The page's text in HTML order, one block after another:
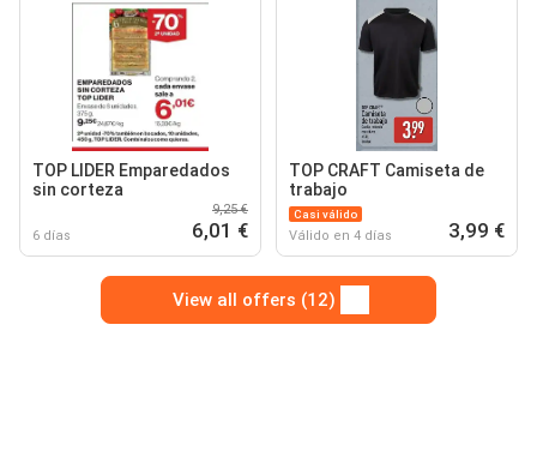
TOP LIDER Emparedados
sin corteza
6 días
9,25 €
6,01 €
TOP CRAFT Camiseta de
trabajo
Casi válido
Válido en 4 días 3,99 €
View all offers (12)